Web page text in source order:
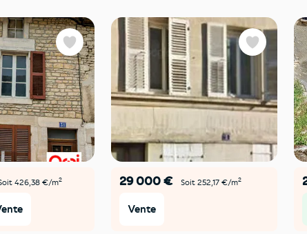
426,38 €/m2
Favoris
29 000 € Soit 252,17 €/m2
Vente
Favoris